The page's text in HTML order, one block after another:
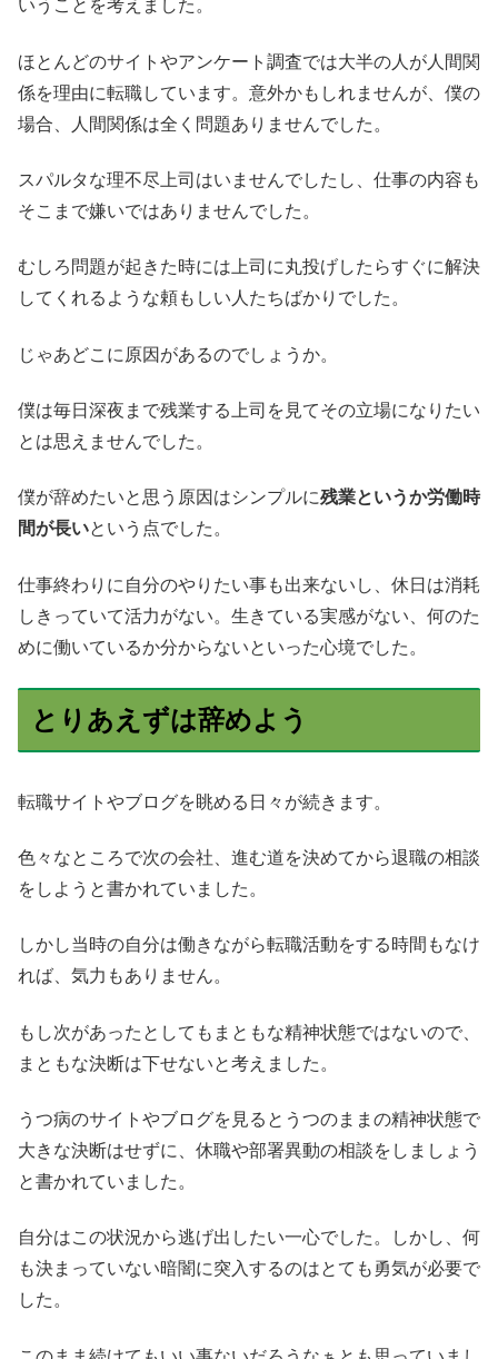
いうことを考えました。
ほとんどのサイトやアンケート調査では大半の人が人間関
係を理由に転職しています。意外かもしれませんが、僕の
場合、人間関係は全く問題ありませんでした。
スパルタな理不尽上司はいませんでしたし、仕事の内容も
そこまで嫌いではありませんでした。
むしろ問題が起きた時には上司に丸投げしたらすぐに解決
してくれるような頼もしい人たちばかりでした。
じゃあどこに原因があるのでしょうか。
僕は毎日深夜まで残業する上司を見てその立場になりたい
とは思えませんでした。
僕が辞めたいと思う原因はシンプルに残業というか労働時
間が長いという点でした。
仕事終わりに自分のやりたい事も出来ないし、休日は消耗
しきっていて活力がない。生きている実感がない、何のた
めに働いているか分からないといった心境でした。
とりあえずは辞めよう
転職サイトやブログを眺める日々が続きます。
色々なところで次の会社、進む道を決めてから退職の相談
をしようと書かれていました。
しかし当時の自分は働きながら転職活動をする時間もなけ
れば、気力もありません。
もし次があったとしてもまともな精神状態ではないので、
まともな決断は下せないと考えました。
うつ病のサイトやブログを見るとうつのままの精神状態で
大きな決断はせずに、休職や部署異動の相談をしましょう
と書かれていました。
自分はこの状況から逃げ出したい一心でした。しかし、何
も決まっていない暗闇に突入するのはとても勇気が必要で
した。